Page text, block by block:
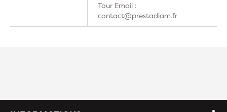
Tour Email :
contact@prestadiam.fr